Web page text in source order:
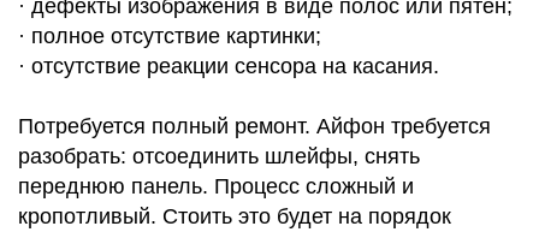
· дефекты изображения в виде полос или пятен;
· полное отсутствие картинки;
· отсутствие реакции сенсора на касания.
Потребуется полный ремонт. Айфон требуется
разобрать: отсоединить шлейфы, снять
переднюю панель. Процесс сложный и
кропотливый. Стоить это будет на порядок